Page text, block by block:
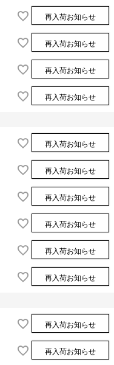
再入荷お知らせ
再入荷お知らせ
再入荷お知らせ
再入荷お知らせ
再入荷お知らせ
再入荷お知らせ
再入荷お知らせ
再入荷お知らせ
再入荷お知らせ
再入荷お知らせ
再入荷お知らせ
再入荷お知らせ